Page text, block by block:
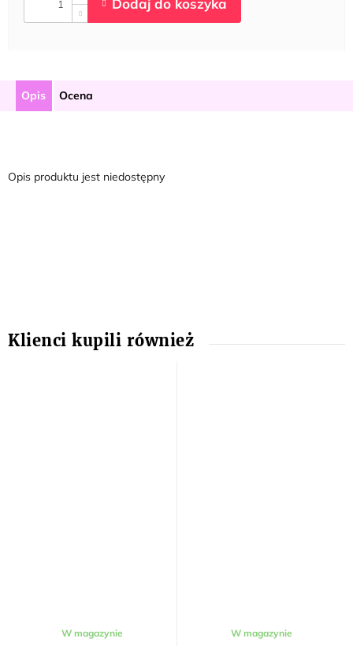
Opis Ocena
Opis produktu jest niedostępny
W magazynie W magazynie